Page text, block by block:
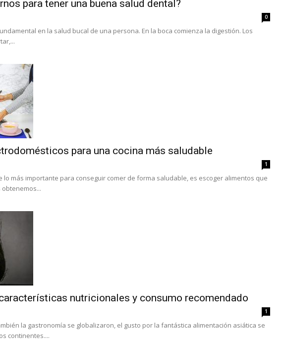
para tener una buena salud dental?
0
en la salud bucal de una persona. En la boca comienza la digestión. Los
para una cocina más saludable
1
lo más importante para conseguir comer de forma saludable, es escoger alimentos que
nutricionales y consumo recomendado
1
la gastronomía se globalizaron, el gusto por la fantástica alimentación asiática se
continentes....